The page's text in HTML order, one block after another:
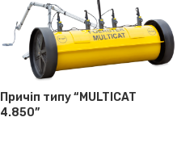
Причіп типу “MULTICAT
4.850”